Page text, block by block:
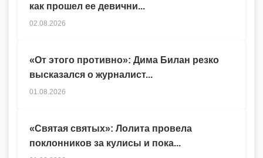
как прошел ее девични...
02.08.2026
«От этого противно»: Дима Билан резко
высказался о журналист...
01.08.2026
«Святая святых»: Лолита провела
поклонников за кулисы и пока...